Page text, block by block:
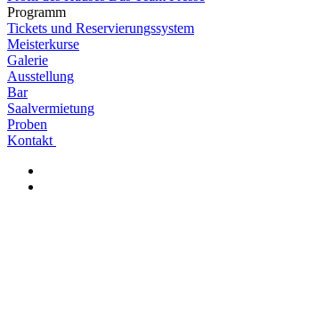
Programm
Tickets und Reservierungssystem
Meisterkurse
Galerie
Ausstellung
Bar
Saalvermietung
Proben
Kontakt